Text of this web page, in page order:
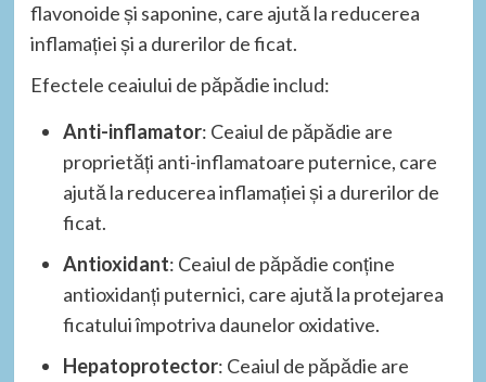
flavonoide și saponine, care ajută la reducerea
inflamației și a durerilor de ficat.
Efectele ceaiului de păpădie includ:
Anti-inflamator: Ceaiul de păpădie are
proprietăți anti-inflamatoare puternice, care
ajută la reducerea inflamației și a durerilor de
ficat.
Antioxidant: Ceaiul de păpădie conține
antioxidanți puternici, care ajută la protejarea
ficatului împotriva daunelor oxidative.
Hepatoprotector: Ceaiul de păpădie are